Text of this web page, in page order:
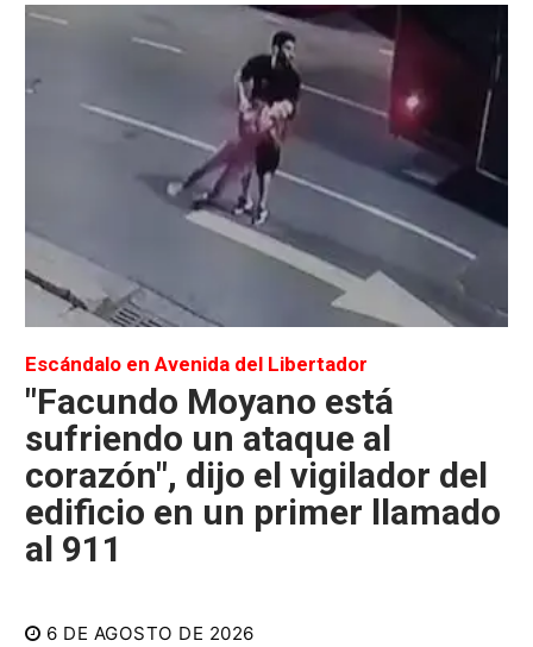
Escándalo en Avenida del Libertador
"Facundo Moyano está
sufriendo un ataque al
corazón", dijo el vigilador del
edificio en un primer llamado
al 911
6 DE AGOSTO DE 2026